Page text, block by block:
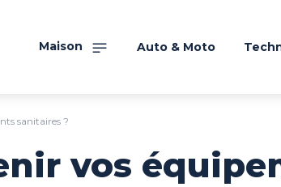
Maison Auto & Moto
sanitaires ?
vos